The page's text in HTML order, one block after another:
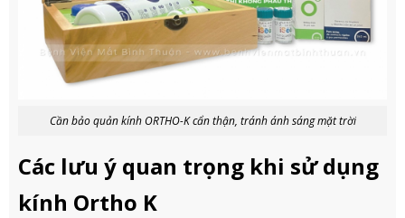
Cần bảo quản kính ORTHO-K cẩn thận, tránh ánh sáng mặt trời
Các lưu ý quan trọng khi sử dụng
kính Ortho K